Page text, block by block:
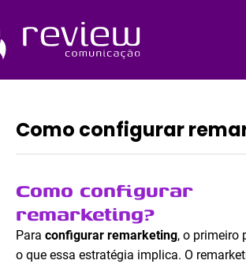
o
conteúdo
Como configurar
Como configurar
remarketing?
Para configurar remarketing, o primeiro
o que essa estratégia implica. O